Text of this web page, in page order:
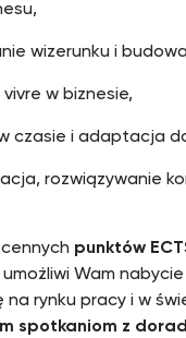
wizerunku i
w biznesie,
czasie i adaptacja
rozwiązywanie
punktów
Wam
rynku pracy i w
spotkaniom z